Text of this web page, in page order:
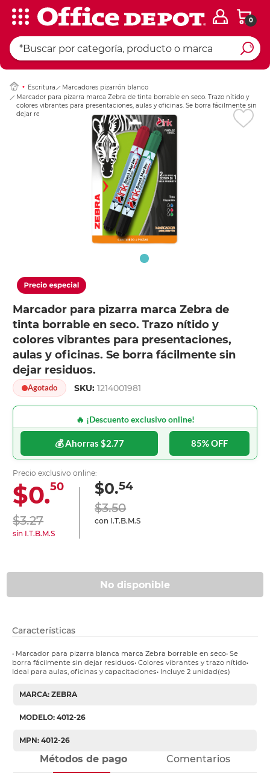
0
Escritura
Marcadores pizarrón blanco
Marcador para pizarra marca Zebra de tinta borrable en seco. Trazo nítido y
colores vibrantes para presentaciones, aulas y oficinas. Se borra fácilmente sin
dejar residuos.
Marcador para pizarra marca Zebra de
tinta borrable en seco. Trazo nítido y
colores vibrantes para presentaciones,
aulas y oficinas. Se borra fácilmente sin
dejar residuos.
Agotado SKU:1214001981
🔥 ¡Descuento exclusivo online!
💰 Ahorras $2.77 85% OFF
Precio exclusivo online:
$0.50
$3.27
sin I.T.B.M.S
$0.54
$3.50
con I.T.B.M.S
No disponible
Ingresar Codigo
Características
• Marcador para pizarra blanca marca Zebra borrable en seco• Se
borra fácilmente sin dejar residuos• Colores vibrantes y trazo nítido•
Ideal para aulas, oficinas y capacitaciones• Incluye 2 unidad(es)
MARCA: ZEBRA
MODELO: 4012-26
MPN: 4012-26
Métodos de pago Comentarios